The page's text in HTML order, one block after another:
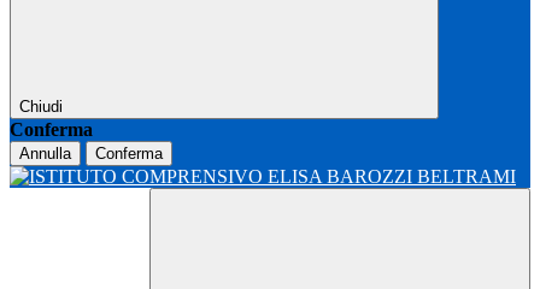
Chiudi
Conferma
Annulla Conferma